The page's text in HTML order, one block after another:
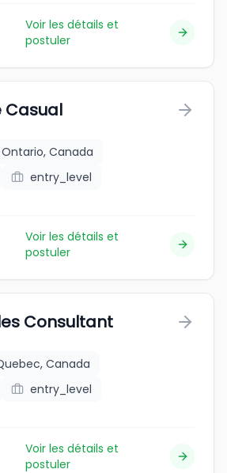
Voir les détails et
postuler
Casual
Canada
entry_level
Voir les détails et
postuler
Consultant
Canada
entry_level
Voir les détails et
postuler